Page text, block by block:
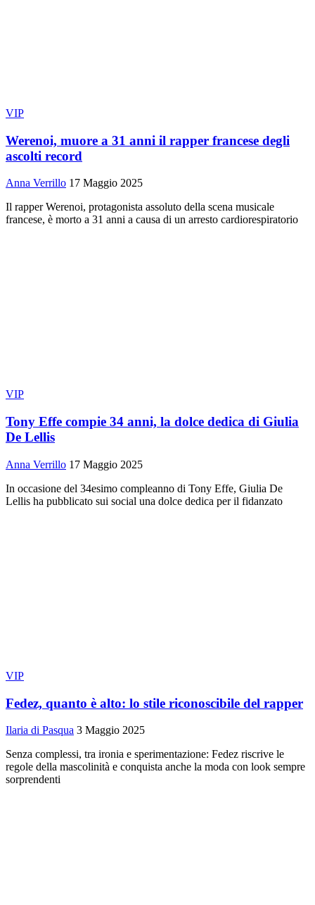
VIP
Werenoi, muore a 31 anni il rapper francese degli
ascolti record
Anna Verrillo 17 Maggio 2025
Il rapper Werenoi, protagonista assoluto della scena musicale
francese, è morto a 31 anni a causa di un arresto cardiorespiratorio
VIP
Tony Effe compie 34 anni, la dolce dedica di Giulia
De Lellis
Anna Verrillo 17 Maggio 2025
In occasione del 34esimo compleanno di Tony Effe, Giulia De
Lellis ha pubblicato sui social una dolce dedica per il fidanzato
VIP
Fedez, quanto è alto: lo stile riconoscibile del rapper
Ilaria di Pasqua 3 Maggio 2025
Senza complessi, tra ironia e sperimentazione: Fedez riscrive le
regole della mascolinità e conquista anche la moda con look sempre
sorprendenti